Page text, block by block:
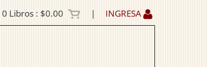
0 Libros : $0.00 | INGRESA